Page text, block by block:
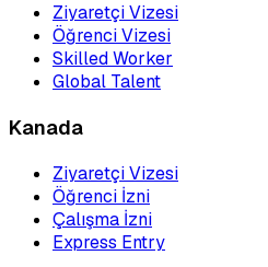
Ziyaretçi Vizesi
Öğrenci Vizesi
Skilled Worker
Global Talent
Kanada
Ziyaretçi Vizesi
Öğrenci İzni
Çalışma İzni
Express Entry